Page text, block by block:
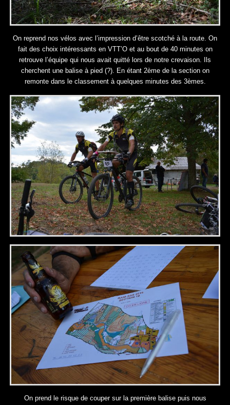
On reprend nos vélos avec l’impression d’être scotché à la route. On
fait des choix intéressants en VTT’O et au bout de 40 minutes on
retrouve l’équipe qui nous avait quitté lors de notre crevaison. Ils
cherchent une balise à pied (?). En étant 2ème de la section on
remonte dans le classement à quelques minutes des 3èmes.
On prend le risque de couper sur la première balise puis nous